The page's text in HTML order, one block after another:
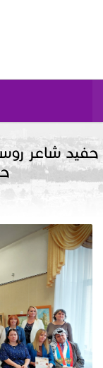
الرئيسية
نبض إيلياء
إقتصاد وحياة
جبل المشارف
حفيد شاعر